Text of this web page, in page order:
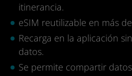
itinerancia.
eSIM reutilizable en más
Recarga en la aplicación
datos.
Se permite compartir